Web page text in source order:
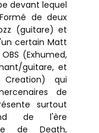
devant lequel
de deux
(guitare) et
certain Matt
(Exhumed,
guitare, et
qui
de
surtout
de l'ère
de Death,